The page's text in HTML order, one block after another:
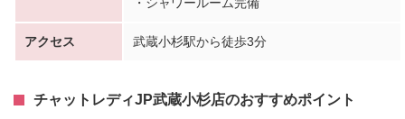
アクセス 武蔵小杉駅から徒歩3分
チャットレディJP武蔵小杉店のおすすめポイント